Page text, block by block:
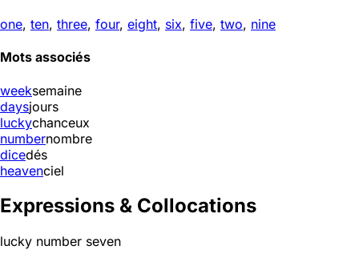
one, ten, three, four, eight, six, five, two, nine
Mots associés
weeksemaine
daysjours
luckychanceux
numbernombre
dicedés
heavenciel
Expressions & Collocations
lucky number seven